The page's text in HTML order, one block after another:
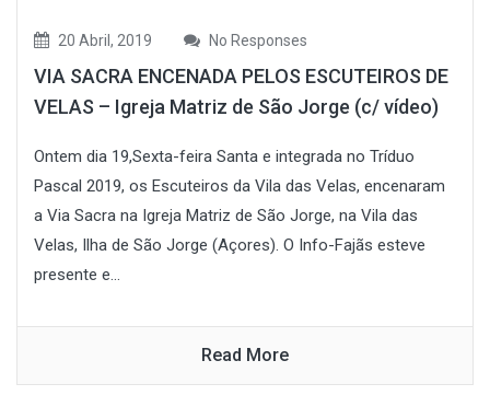
20 Abril, 2019 No Responses
VIA SACRA ENCENADA PELOS ESCUTEIROS DE
VELAS – Igreja Matriz de São Jorge (c/ vídeo)
Ontem dia 19,Sexta-feira Santa e integrada no Tríduo
Pascal 2019, os Escuteiros da Vila das Velas, encenaram
a Via Sacra na Igreja Matriz de São Jorge, na Vila das
Velas, Ilha de São Jorge (Açores). O Info-Fajãs esteve
presente e...
Read More